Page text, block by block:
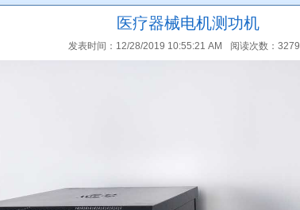
医疗器械电机测功机
发表时间：12/28/2019 10:55:21 AM 阅读次数：3279